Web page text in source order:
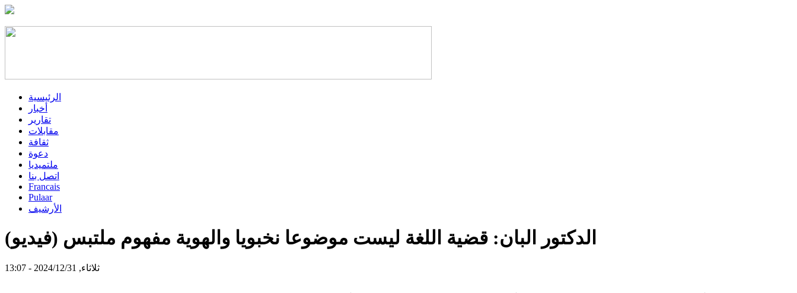
الرئيسية
أخبار
تقارير
مقابلات
ثقافة
دعوة
ملتميديا
اتصل بنا
Francais
Pulaar
الأرشيف
الدكتور البان: قضية اللغة ليست موضوعا نخبويا والهوية مفهوم ملتبس (فيديو)
ثلاثاء, 2024/12/31 - 13:07